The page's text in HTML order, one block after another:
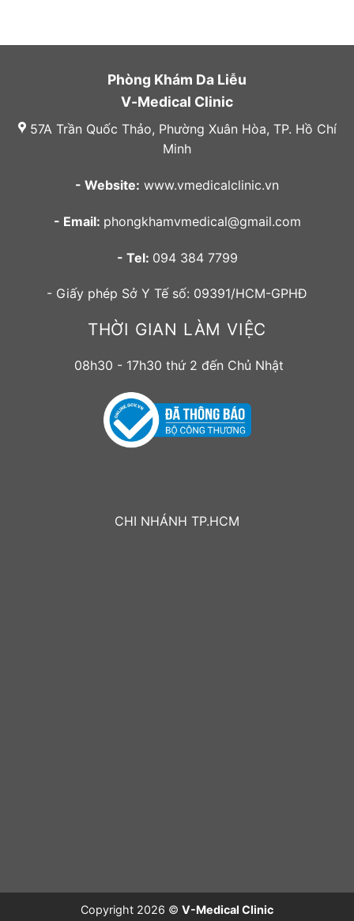
Phòng Khám Da Liễu
V-Medical Clinic
57A Trần Quốc Thảo, Phường Xuân Hòa, TP. Hồ Chí
Minh
- Website: www.vmedicalclinic.vn
- Email: phongkhamvmedical@gmail.com
- Tel: 094 384 7799
- Giấy phép Sở Y Tế số: 09391/HCM-GPHĐ
THỜI GIAN LÀM VIỆC
08h30 - 17h30 thứ 2 đến Chủ Nhật
CHI NHÁNH TP.HCM
Copyright 2026 © V-Medical Clinic